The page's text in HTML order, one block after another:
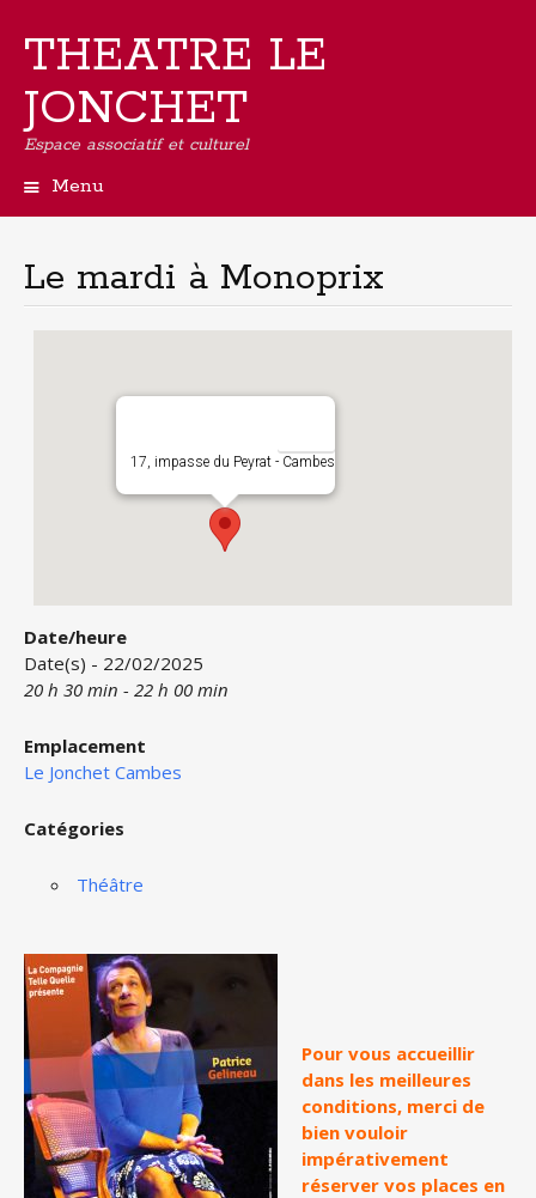
THEATRE LE
JONCHET
Espace associatif et culturel
Menu
principal
Le mardi à Monoprix
17, impasse du Peyrat - Cambes
Date/heure
Date(s) - 22/02/2025
20 h 30 min - 22 h 00 min
Emplacement
Le Jonchet Cambes
Catégories
Théâtre
Pour vous accueillir
dans les meilleures
conditions, merci de
bien vouloir
impérativement
réserver vos places en